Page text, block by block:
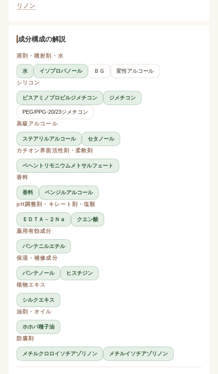
リノン
成分構成の解説
溶剤・噴射剤・水
水 イソプロパノール ＢＧ
変性アルコール
シリコン
ビスアミノプロピルジメチコン ジメチコン
PEG/PPG-20/23ジメチコン
高級アルコール
ステアリルアルコール
セタノール
カチオン界面活性剤・柔軟剤
ベヘントリモニウムメトサルフェート
香料
香料
ベンジルアルコール
pH調整剤・キレート剤・塩類
ＥＤＴＡ－２Ｎａ
クエン酸
薬用有効成分
パンテニルエチル
保湿・補修成分
パンテノール
ヒスチジン
植物エキス
シルクエキス
油剤・オイル
ホホバ種子油
防腐剤
メチルクロロイソチアゾリノン メチルイソチアゾリノン